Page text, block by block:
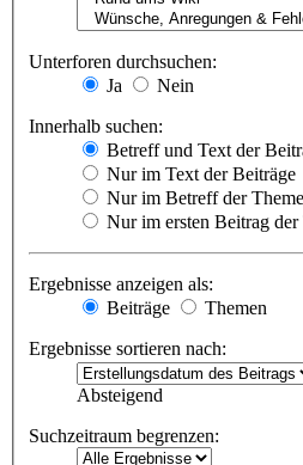
Unterforen durchsuchen:
Ja
Nein
Innerhalb suchen:
Betreff und Text der
Nur im Text der Beiträge
Nur im Betreff der
Nur im ersten Beitrag der
Ergebnisse anzeigen als:
Beiträge
Themen
Ergebnisse sortieren nach:
Absteigend
Suchzeitraum begrenzen: